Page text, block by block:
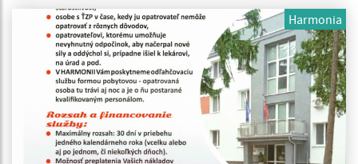
Harmonia